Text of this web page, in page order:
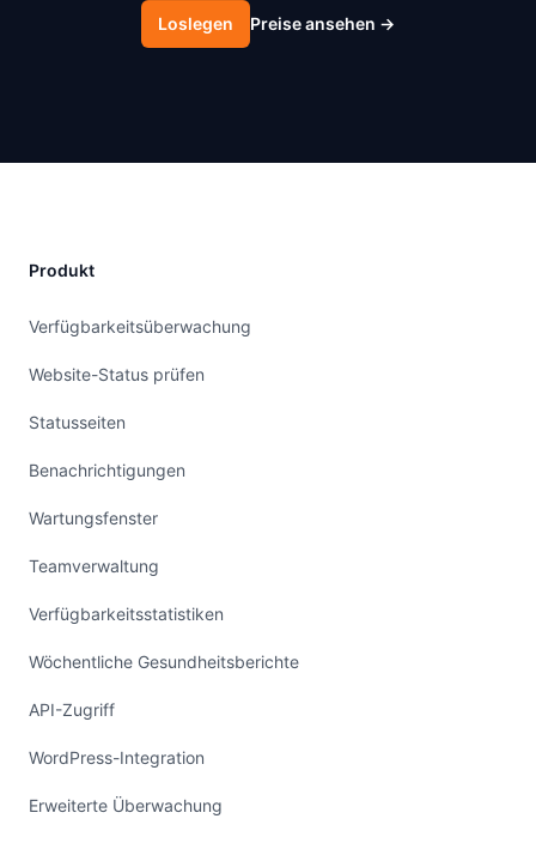
Loslegen Preise ansehen →
Produkt
Verfügbarkeitsüberwachung
Website-Status prüfen
Statusseiten
Benachrichtigungen
Wartungsfenster
Teamverwaltung
Verfügbarkeitsstatistiken
Wöchentliche Gesundheitsberichte
API-Zugriff
WordPress-Integration
Erweiterte Überwachung